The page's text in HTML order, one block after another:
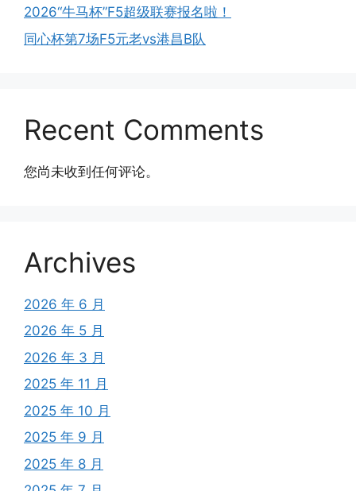
2026“牛马杯”F5超级联赛报名啦！
同心杯第7场F5元老vs港昌B队
Recent Comments
您尚未收到任何评论。
Archives
2026 年 6 月
2026 年 5 月
2026 年 3 月
2025 年 11 月
2025 年 10 月
2025 年 9 月
2025 年 8 月